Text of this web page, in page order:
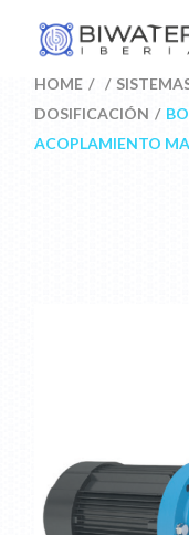
content
HOME
DOSIFICACIÓN
ACOPLAMIENTO